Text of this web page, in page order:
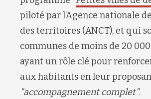
piloté par l’Agence nationale
des territoires (ANCT), et qui
communes de moins de 20
ayant un rôle clé pour
aux habitants en leur
"accompagnement complet".